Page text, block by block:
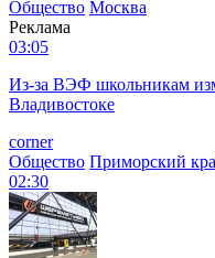
Общество Москва
Реклама
03:05
Из-за ВЭФ школьникам
Владивостоке
corner
Общество Приморский
02:30